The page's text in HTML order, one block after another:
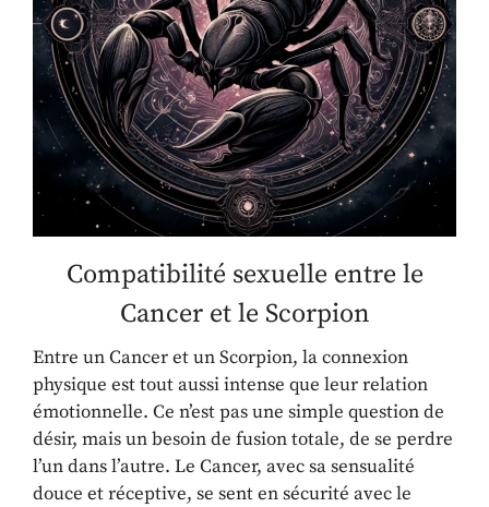
Compatibilité sexuelle entre le
Cancer et le Scorpion
Entre un Cancer et un Scorpion, la connexion
physique est tout aussi intense que leur relation
émotionnelle. Ce n’est pas une simple question de
désir, mais un besoin de fusion totale, de se perdre
l’un dans l’autre. Le Cancer, avec sa sensualité
douce et réceptive, se sent en sécurité avec le